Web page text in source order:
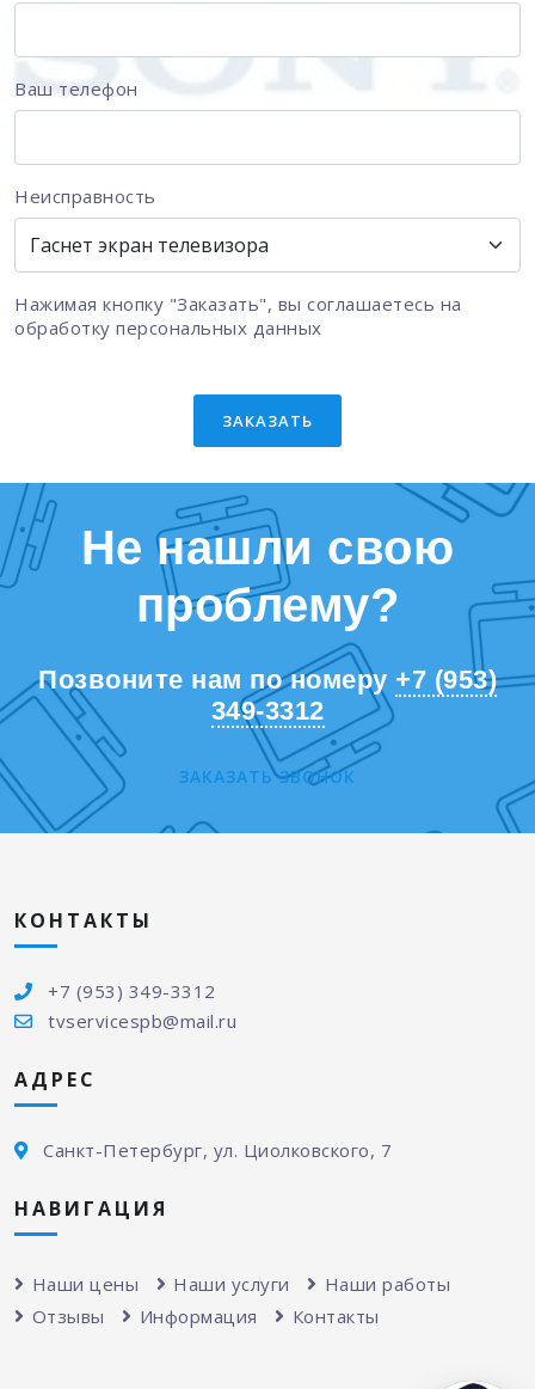
Ваш телефон
Неисправность
Нажимая кнопку "Заказать", вы соглашаетесь на
обработку персональных данных
ЗАКАЗАТЬ
Не нашли свою
проблему?
Позвоните нам по номеру +7 (953)
349-3312
ЗАКАЗАТЬ ЗВОНОК
КОНТАКТЫ
+7 (953) 349-3312
tvservicespb@mail.ru
АДРЕС
Санкт-Петербург, ул. Циолковского, 7
НАВИГАЦИЯ
Наши цены Наши услуги
Наши работы
Отзывы
Информация Контакты